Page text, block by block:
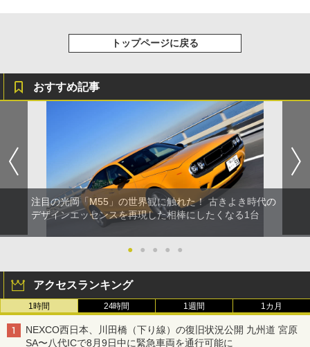
トップページに戻る
おすすめ記事
注目の光岡「M55」の世界観に触れた！ 古きよき時代の
デザインエッセンスを再現した相棒にしたくなる1台
● ● ● ● ●
アクセスランキング
1時間 24時間 1週間 1カ月
NEXCO西日本、川田橋（下り線）の復旧状況公開 九州道 宮原
SA〜八代ICで8月9日中に緊急車両を通行可能に